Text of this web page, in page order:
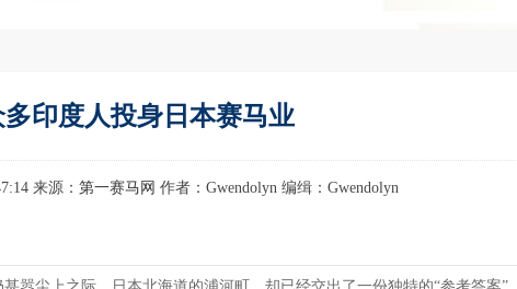
印度人投身日本赛马业
来源： 第一赛马网 作者：Gwendolyn 编缉：Gwendolyn